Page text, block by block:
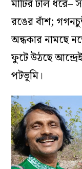
মাটির ঢাল
রঙের বাঁশ;
অন্ধকার নামছে
ফুটে উঠছে
পটভূমি।